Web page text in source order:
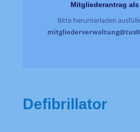
Mitgliederantrag als
Bitte herunterladen
Defibrillator